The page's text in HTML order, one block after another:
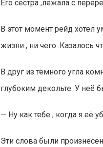
Его сестра ,лежала с
В этот момент рейд хотел
жизни , ни чего .Казалось
В друг из тёмного угла
глубоким декольте. У неё
— Ну как тебе , когда я её
Эти слова были